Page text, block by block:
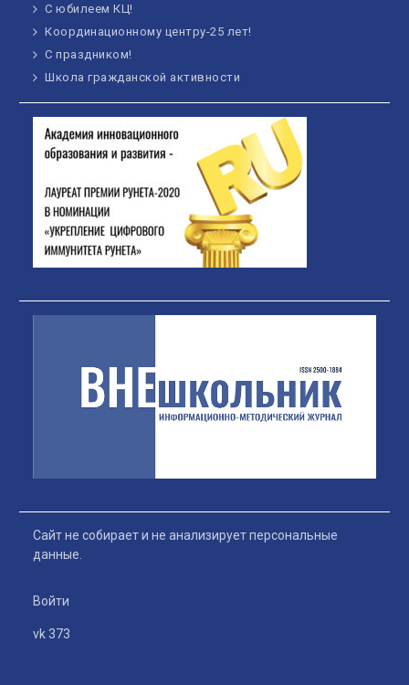
С юбилеем КЦ!
Координационному центру-25 лет!
С праздником!
Школа гражданской активности
Сайт не собирает и не анализирует персональные
данные.
Войти
vk 373